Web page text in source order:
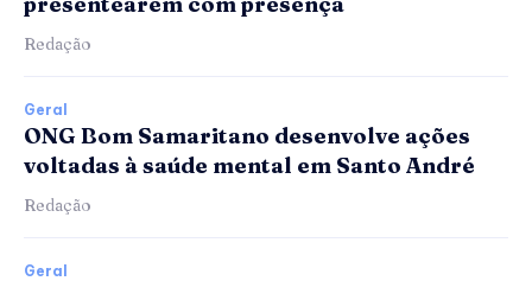
Redação
Geral
ONG Bom Samaritano desenvolve ações
voltadas à saúde mental em Santo André
Redação
Geral